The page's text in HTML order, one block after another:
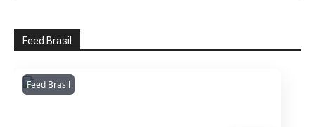
Feed Brasil
Feed BrasilAmazonianarede
1053